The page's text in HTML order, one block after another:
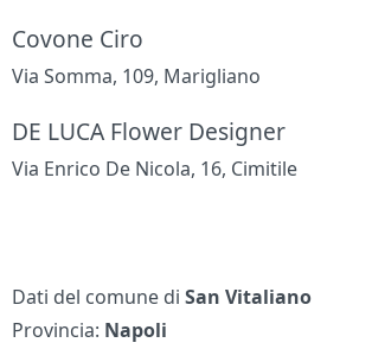
Covone Ciro
Via Somma, 109, Marigliano
DE LUCA Flower Designer
Via Enrico De Nicola, 16, Cimitile
Dati del comune diSan Vitaliano
Provincia: Napoli